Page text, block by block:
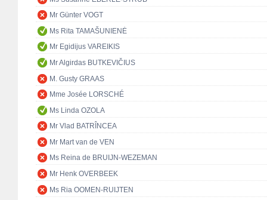
Mr Günter VOGT
Ms Rita TAMAŠUNIENĖ
Mr Egidijus VAREIKIS
Mr Algirdas BUTKEVIČIUS
M. Gusty GRAAS
Mme Josée LORSCHÉ
Ms Linda OZOLA
Mr Vlad BATRÎNCEA
Mr Mart van de VEN
Ms Reina de BRUIJN-WEZEMAN
Mr Henk OVERBEEK
Ms Ria OOMEN-RUIJTEN